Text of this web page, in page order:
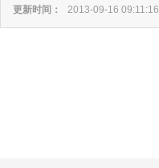
更新时间：
2013-09-16 09:11:16